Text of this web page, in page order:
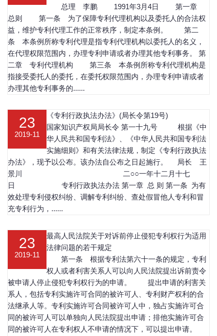
总理 李鹏 1991年3月4日 第一章
总则 第一条 为了保障专利代理机构以及委托人的合法权
益，维护专利代理工作的正常秩序，制定本条例。 第二
条 本条例所称专利代理是指专利代理机构以委托人的名义，
在代理权限范围内，办理专利申请或者办理其他专利事务。 第
二章 专利代理机构 第三条 本条例所称专利代理机构是
指接受委托人的委托，在委托权限范围内，办理专利申请或者
办理其他专利事务的......
23
2019-11
《专利行政执法办法》(局长令第19号)
国家知识产权局局长令 第一十九号 根据《中
华人民共和国专利法》、《中华人民共和国专利法
实施细则》和有关法律法规，制定《专利行政执法
办法》，现予以公布。该办法自公布之日起施行。 局长 王
景川 二○○一年十二月十七
日 专利行政执法办法 第一章 总 则 第一条 为有
效处理专利侵权纠纷、调解专利纠纷、查处假冒他人专利和冒
充专利行为，......
23
2019-11
最高人民法院关于对诉前停止侵犯专利权行为适用
法律问题的若干规定
第一条 根据专利法第六十一条的规定，专利
权人或者利害关系人可以向人民法院提出诉前责令
被申请人停止侵犯专利权行为的申请。 提出申请的利害关
系人，包括专利实施许可合同的被许可人、专利财产权利的合
法继承人等。专利实施许可合同被许可人中，独占实施许可合
同的被许可人可以单独向人民法院提出申请；排他实施许可合
同的被许可人在专利权人不申请的情况下，可以提出申请。